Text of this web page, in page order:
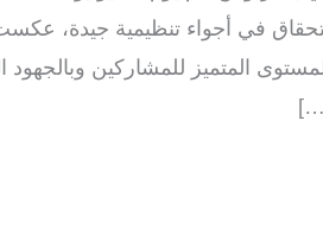
في أجواء تنظيمية جيدة،
المتميز للمشاركين وبالجهود